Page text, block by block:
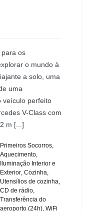
os
o mundo à
a solo, uma
uma
veículo perfeito
V-Class com
m [...]
Primeiros Socorros,
Aquecimento,
Iluminação Interior e
Exterior, Cozinha,
Utensílios de cozinha,
CD de rádio,
Transferência do
aeroporto (24h), WiFi